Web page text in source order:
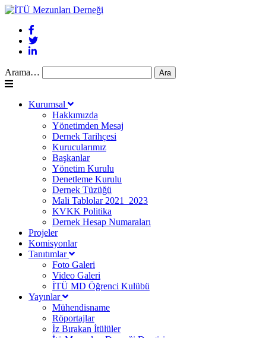
Arama…
Kurumsal
Hakkımızda
Yönetimden Mesaj
Dernek Tarihçesi
Kurucularımız
Başkanlar
Yönetim Kurulu
Denetleme Kurulu
Dernek Tüzüğü
Mali Tablolar 2021_2023
KVKK Politika
Dernek Hesap Numaraları
Projeler
Komisyonlar
Tanıtımlar
Foto Galeri
Video Galeri
İTÜ MD Öğrenci Kulübü
Yayınlar
Mühendisname
Röportajlar
İz Bırakan İtülüler